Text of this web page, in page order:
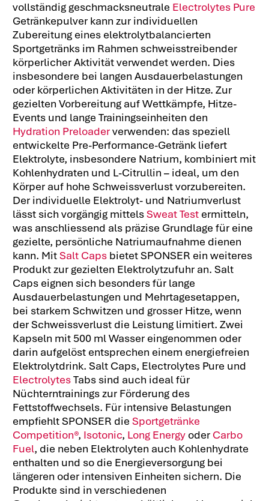
vollständig geschmacksneutrale Electrolytes Pure
Getränkepulver kann zur individuellen
Zubereitung eines elektrolytbalancierten
Sportgetränks im Rahmen schweisstreibender
körperlicher Aktivität verwendet werden. Dies
insbesondere bei langen Ausdauerbelastungen
oder körperlichen Aktivitäten in der Hitze. Zur
gezielten Vorbereitung auf Wettkämpfe, Hitze-
Events und lange Trainingseinheiten den
Hydration Preloaderverwenden: das speziell
entwickelte Pre-Performance-Getränk liefert
Elektrolyte, insbesondere Natrium, kombiniert mit
Kohlenhydraten und L-Citrullin – ideal, um den
Körper auf hohe Schweissverlust vorzubereiten.
Der individuelle Elektrolyt- und Natriumverlust
lässt sich vorgängig mittelsSweat Test ermitteln,
was anschliessend als präzise Grundlage für eine
gezielte, persönliche Natriumaufnahme dienen
kann. MitSalt Caps bietet SPONSER ein weiteres
Produkt zur gezielten Elektrolytzufuhr an. Salt
Caps eignen sich besonders für lange
Ausdauerbelastungen und Mehrtagesetappen,
bei starkem Schwitzen und grosser Hitze, wenn
der Schweissverlust die Leistung limitiert. Zwei
Kapseln mit 500 ml Wasser eingenommen oder
darin aufgelöst entsprechen einem energiefreien
Elektrolytdrink. Salt Caps, Electrolytes Pure und
ElectrolytesTabs sind auch ideal für
Nüchterntrainings zur Förderung des
Fettstoffwechsels. Für intensive Belastungen
empfiehlt SPONSER dieSportgetränke
Competition®, Isotonic, Long Energy oder Carbo
Fuel, die neben Elektrolyten auch Kohlenhydrate
enthalten und so die Energieversorgung bei
längeren oder intensiven Einheiten sichern. Die
Produkte sind in verschiedenen